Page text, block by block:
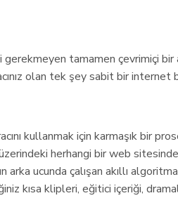
tamamen çevrimiçi bir
olan tek şey sabit bir internet
kullanmak için karmaşık bir
herhangi bir web
arka ucunda çalışan akıllı
kısa klipleri, eğitici içeriği,